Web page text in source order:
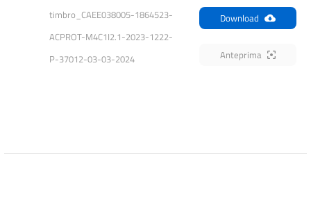
timbro_CAEE038005-1864523-
ACPROT-M4C1I2.1-2023-1222-
P-37012-03-03-2024
Download
Anteprima